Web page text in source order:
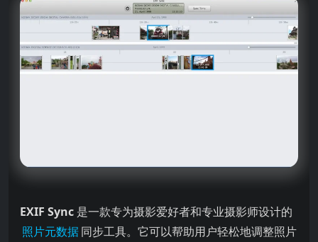
EXIF Sync 是一款专为摄影爱好者和专业摄影师设计的
照片元数据同步工具。它可以帮助用户轻松地调整照片